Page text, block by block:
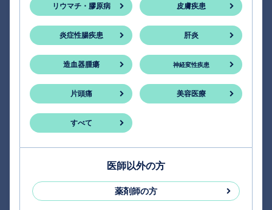
リウマチ・膠原病 皮膚疾患
炎症性腸疾患 肝炎
造血器腫瘍 神経変性疾患
片頭痛 美容医療
すべて
医師以外の方
薬剤師の方